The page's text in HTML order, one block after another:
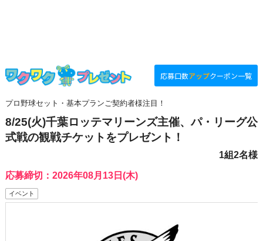
応募口数アップクーポン一覧
プロ野球セット・基本プランご契約者様注目！
8/25(火)千葉ロッテマリーンズ主催、パ・リーグ公
式戦の観戦チケットをプレゼント！
応募締切：2026年08月13日(木)
1組2名様
イベント